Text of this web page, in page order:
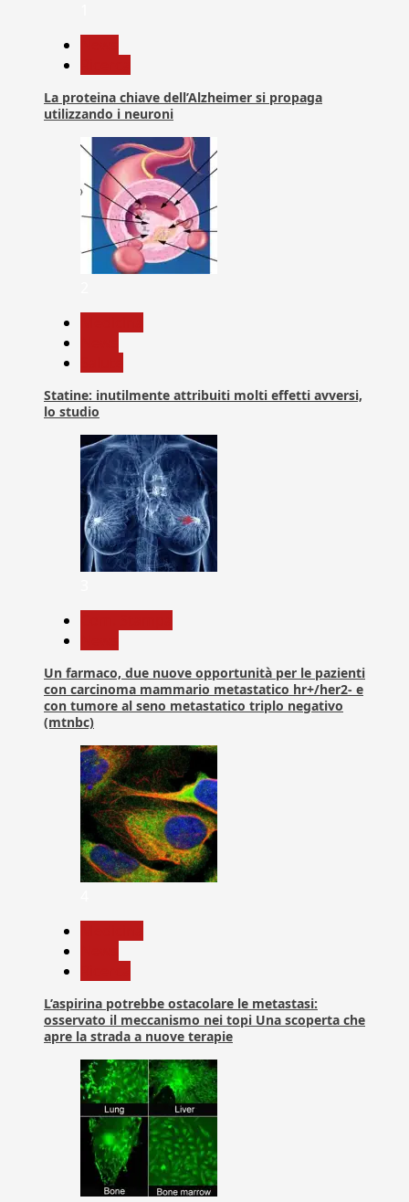
La proteina chiave dell’Alzheimer si propaga
utilizzando i neuroni
Statine: inutilmente attribuiti molti effetti avversi,
lo studio
Un farmaco, due nuove opportunità per le pazienti
con carcinoma mammario metastatico hr+/her2- e
con tumore al seno metastatico triplo negativo
(mtnbc)
L’aspirina potrebbe ostacolare le metastasi:
osservato il meccanismo nei topi Una scoperta che
apre la strada a nuove terapie